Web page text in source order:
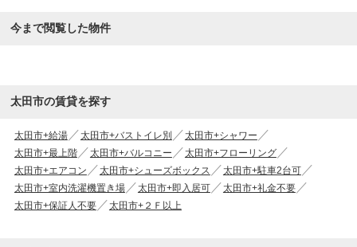
今まで閲覧した物件
太田市の賃貸を探す
太田市+給湯 太田市+バストイレ別
太田市+シャワー
太田市+最上階
太田市+バルコニー
太田市+フローリング
太田市+エアコン
太田市+シューズボックス
太田市+駐車2台可
太田市+室内洗濯機置き場
太田市+即入居可
太田市+礼金不要
太田市+保証人不要
太田市+２Ｆ以上